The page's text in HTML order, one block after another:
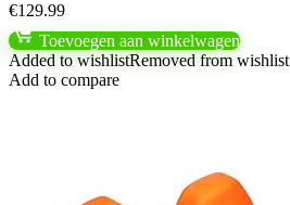
€129.99
Toevoegen aan winkelwagen
Added to wishlistRemoved from wishlist
Add to compare